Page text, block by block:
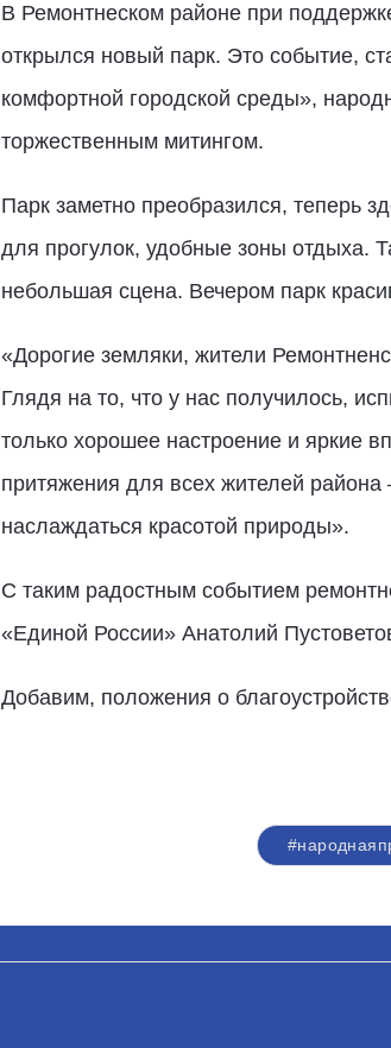
В Ремонтнеском районе при
открылся новый парк. Это событие,
комфортной городской среды»,
торжественным митингом.
Парк заметно преобразился, теперь
для прогулок, удобные зоны отдыха.
небольшая сцена. Вечером парк
«Дорогие земляки, жители
Глядя на то, что у нас получилось,
только хорошее настроение и яркие
притяжения для всех жителей
наслаждаться красотой природы».
С таким радостным событием
«Единой России» Анатолий
Добавим, положения о